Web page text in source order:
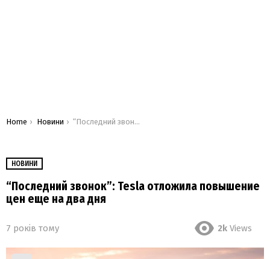
You are here:
Home Новини “Последний звонок”: Tesla отложила повышение цен еще на два дня
НОВИНИ
“Последний звонок”: Tesla отложила повышение
цен еще на два дня
7 років тому 2k Views